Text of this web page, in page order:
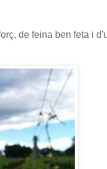
de feina ben feta i